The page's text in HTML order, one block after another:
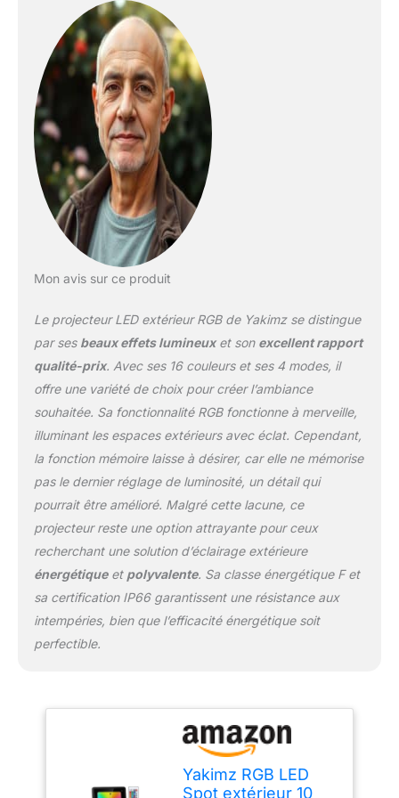
Le mode de contrôle à
distance est plus stable.
【Contrôle longue portée
et fonction mémoire】.
En mode de contrôle
infrarouge, la distance de
contrôle est jusqu'à 8-12
mètres et l'angle de
contrôle est de 180 °
vers l'avant. Doté d'une
fonction mémoire, ce
dernier réglage au
redémarrage. 【IP66
étanche】Ce spot LED
est résistant à l'humidité
et à la poussière et peut
être utilisé en cas de
vent, de pluie ou de
neige. Il convient pour
les décorations de fêtes
d'intérieur et d'extérieur,
de Noël et d'Halloween.
【Développement
thermique efficace】Le
d'aluminium accélère la
dissipation de la chaleur
du corps et prolonge la
réglable à 180° et peut
être fixé en toute sécurité
au mur, au plafond ou au
sol après avoir trouvé la
bonne position avec une
Mon avis sur ce produit
Le projecteur LED extérieur RGB de Yakimz se distingue
par ses beaux effets lumineuxet son excellent rapport
qualité-prix. Avec ses 16 couleurs et ses 4 modes, il
offre une variété de choix pour créer l’ambiance
souhaitée. Sa fonctionnalité RGB fonctionne à merveille,
illuminant les espaces extérieurs avec éclat. Cependant,
la fonction mémoire laisse à désirer, car elle ne mémorise
pas le dernier réglage de luminosité, un détail qui
pourrait être amélioré. Malgré cette lacune, ce
projecteur reste une option attrayante pour ceux
recherchant une solution d’éclairage extérieure
énergétiqueet polyvalente. Sa classe énergétique F et
sa certification IP66 garantissent une résistance aux
intempéries, bien que l’efficacité énergétique soit
perfectible.
Yakimz RGB LED
Spot extérieur 10